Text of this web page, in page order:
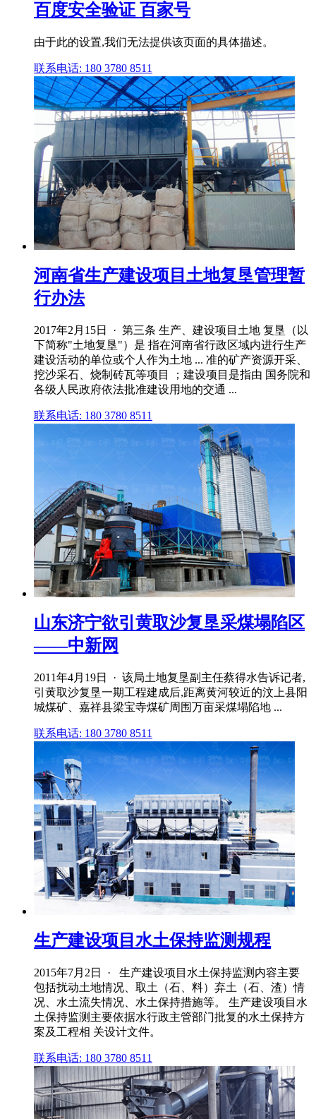
百度安全验证 百家号
由于此的设置,我们无法提供该页面的具体描述。
联系电话: 180 3780 8511
河南省生产建设项目土地复垦管理暂
行办法
2017年2月15日 · 第三条 生产、建设项目土地 复垦（以
下简称"土地复垦"）是 指在河南省行政区域内进行生产
建设活动的单位或个人作为土地 ... 准的矿产资源开采、
挖沙采石、烧制砖瓦等项目 ；建设项目是指由 国务院和
各级人民政府依法批准建设用地的交通 ...
联系电话: 180 3780 8511
山东济宁欲引黄取沙复垦采煤塌陷区
——中新网
2011年4月19日 · 该局土地复垦副主任蔡得水告诉记者,
引黄取沙复垦一期工程建成后,距离黄河较近的汶上县阳
城煤矿、嘉祥县梁宝寺煤矿周围万亩采煤塌陷地 ...
联系电话: 180 3780 8511
生产建设项目水土保持监测规程
2015年7月2日 · 生产建设项目水土保持监测内容主要
包括扰动土地情况、取土（石、料）弃土（石、渣）情
况、水土流失情况、水土保持措施等。 生产建设项目水
土保持监测主要依据水行政主管部门批复的水土保持方
案及工程相 关设计文件。
联系电话: 180 3780 8511